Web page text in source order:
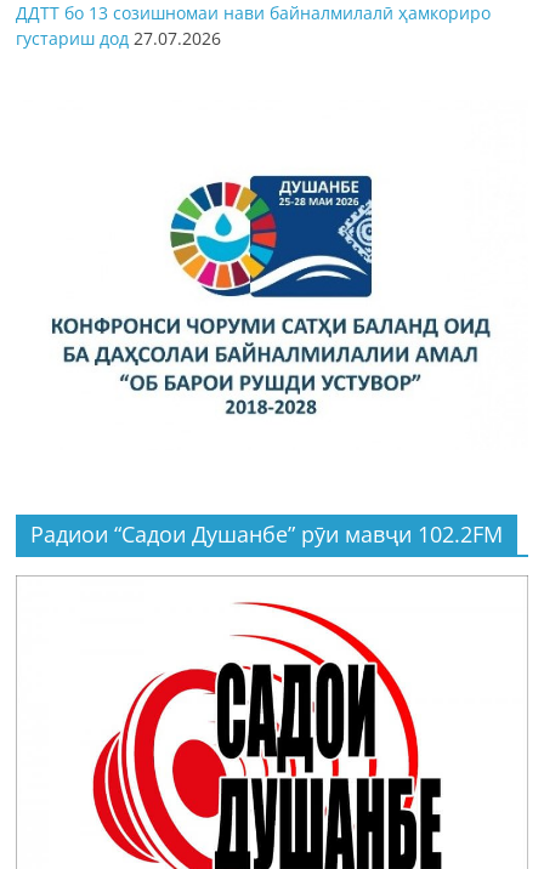
ДДТТ бо 13 созишномаи нави байналмилалӣ ҳамкориро
густариш дод 27.07.2026
Радиои “Садои Душанбе” рӯи мавҷи 102.2FM